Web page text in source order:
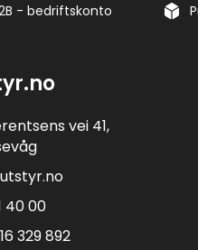
- bedriftskonto
vei 41,
40 00
329 892